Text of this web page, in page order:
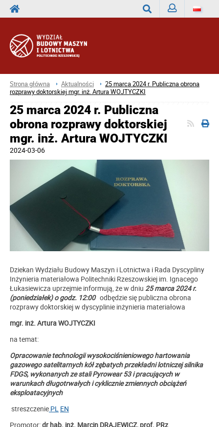
Strona główna Aktualności
25 marca 2024 r. Publiczna obrona
rozprawy doktorskiej mgr. inż. Artura WOJTYCZKI
25 marca 2024 r. Publiczna
obrona rozprawy doktorskiej
mgr. inż. Artura WOJTYCZKI
2024-03-06
Dziekan Wydziału Budowy Maszyn i Lotnictwa i Rada Dyscypliny
Inżynieria materiałowa Politechniki Rzeszowskiej im. Ignacego
Łukasiewicza uprzejmie informują, że w dniu 25 marca 2024 r.
(poniedziałek) o godz. 12:00 odbędzie się publiczna obrona
rozprawy doktorskiej w dyscyplinie inżynieria materiałowa
mgr. inż. Artura WOJTYCZKI
na temat:
Opracowanie technologii wysokociśnieniowego hartowania
gazowego satelitarnych kół zębatych przekładni lotniczej silnika
FDGS, wykonanych ze stali Pyrowear 53 i pracujących w
warunkach długotrwałych i cyklicznie zmiennych obciążeń
eksploatacyjnych
streszczenie PL EN
Promotor:dr hab. inż. Marcin DRAJEWICZ, prof. PRz